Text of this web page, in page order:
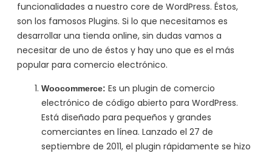
funcionalidades a nuestro core de WordPress. Éstos,
son los famosos Plugins. Si lo que necesitamos es
desarrollar una tienda online, sin dudas vamos a
necesitar de uno de éstos y hay uno que es el más
popular para comercio electrónico.
Woocommerce: Es un plugin de comercio
electrónico de código abierto para WordPress.
Está diseñado para pequeños y grandes
comerciantes en línea. Lanzado el 27 de
septiembre de 2011, el plugin rápidamente se hizo